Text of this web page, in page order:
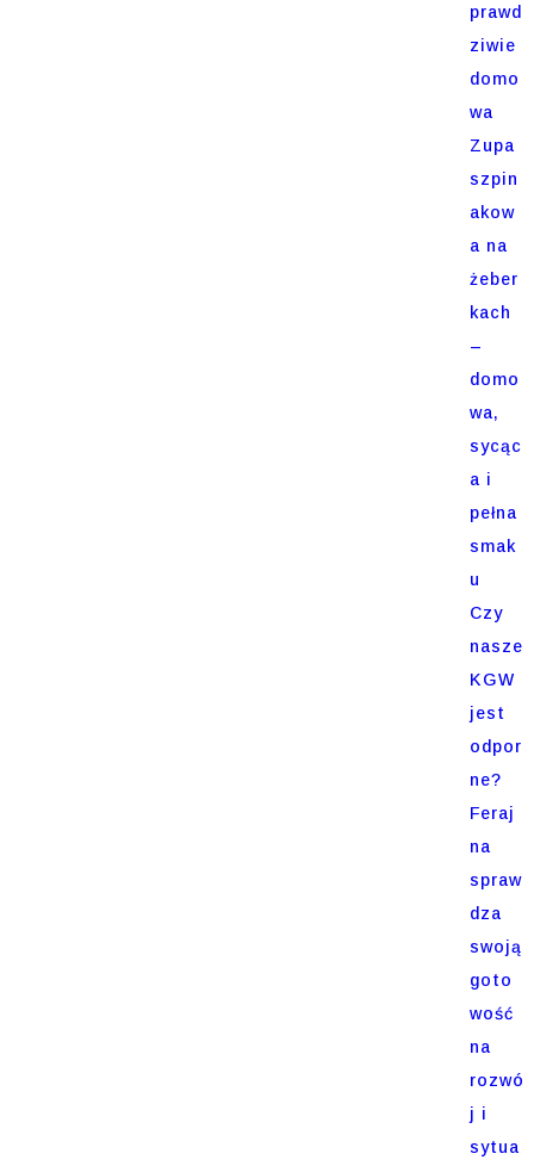
prawd
ziwie
domo
wa
Zupa
szpin
akow
a na
żeber
kach
–
domo
wa,
sycąc
a i
pełna
smak
u
Czy
nasze
KGW
jest
odpor
ne?
Feraj
na
spraw
dza
swoją
goto
wość
na
rozwó
j i
sytua